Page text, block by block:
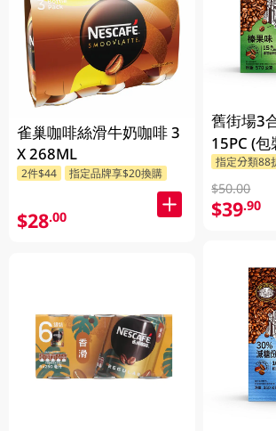
雀巢咖啡絲滑牛奶咖啡 3
X 268ML
2件$44 指定品牌享$20換購
$28.00
舊街場3
15PC (
指定分類88
$50.00
$39.90